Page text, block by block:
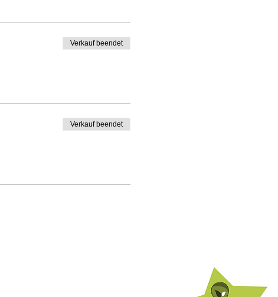
Verkauf beendet
Verkauf beendet